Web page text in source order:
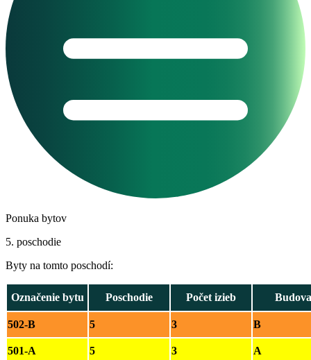
Ponuka bytov
5. poschodie
Byty na tomto poschodí:
Označenie bytu Poschodie Počet izieb Budova
502-B 5 3 B
501-A 5 3 A